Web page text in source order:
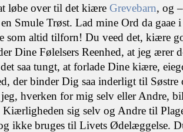
løbe over til det kiære Grevebarn, og
Smule Trøst. Lad mine Ord da gaae
som altid tilforn! Du veed det, kiære
Dine Følelsers Reenhed, at jeg ærer
saa tungt, at forlade Dine kiære,
der binder Dig saa inderligt til
jeg, hverken for mig selv eller Andre,
Kiærligheden sig selv og Andre til
ikke bruges til Livets Ødelæggelse.